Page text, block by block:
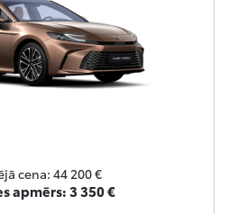
cena: 44 200 €
apmērs:3 350 €